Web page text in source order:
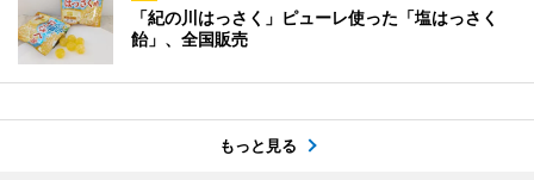
「紀の川はっさく」ピューレ使った「塩はっさく
飴」、全国販売
もっと見る